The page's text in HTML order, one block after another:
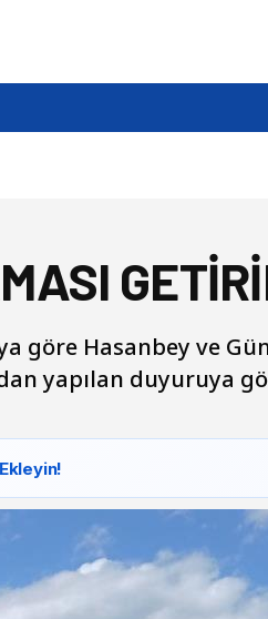
göre Hasanbey ve
yapılan